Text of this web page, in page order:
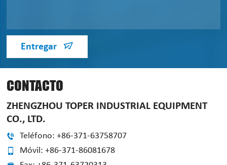
Entregar
CONTACTO
ZHENGZHOU TOPER INDUSTRIAL EQUIPMENT
CO., LTD.
Teléfono: +86-371-63758707
Móvil: +86-371-86081678